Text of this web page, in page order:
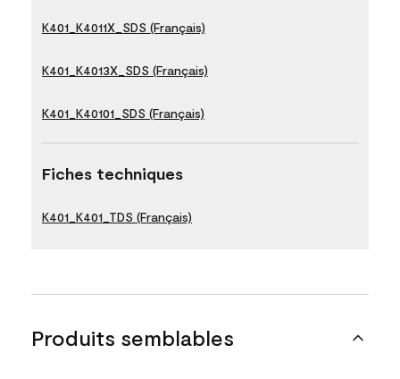
K401_K4011X_SDS (Français)
K401_K4013X_SDS (Français)
K401_K40101_SDS (Français)
Fiches techniques
K401_K401_TDS (Français)
Produits semblables